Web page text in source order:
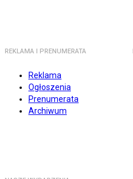
REKLAMA I PRENUMERATA
Reklama
Ogłoszenia
Prenumerata
Archiwum